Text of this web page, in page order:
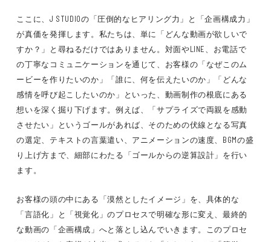
ここに、J STUDIOの「圧倒的なヒアリング力」と「企画構成力」
が真価を発揮します。私たちは、単に「どんな動画が欲しいで
すか？」と尋ねるだけではありません。対面やLINE、お電話で
の丁寧なコミュニケーションを通じて、お客様の「なぜこのム
ービーを作りたいのか」「誰に、何を伝えたいのか」「どんな
感情を呼び起こしたいのか」といった、動画制作の根底にある
想いを深く掘り下げます。例えば、「サプライズで両親を感動
させたい」というゴールがあれば、そのための伏線となる写真
の選定、テキストの言葉遣い、アニメーションの速度、BGMの盛
り上げ方まで、細部にわたる「ゴールからの逆算設計」を行い
ます。
お客様の頭の中にある「漠然としたイメージ」を、具体的な
「言語化」と「視覚化」のプロセスで明確な形に変え、最終的
な動画の「企画構成」へと落とし込んでいきます。このプロセ